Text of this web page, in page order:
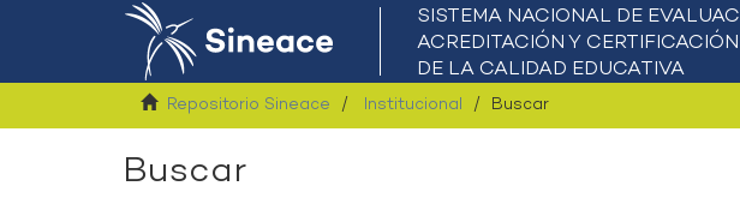
Repositorio Sineace Institucional Buscar
Buscar